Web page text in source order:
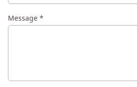
Message *